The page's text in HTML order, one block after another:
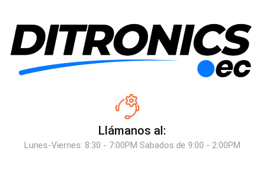
Llámanos al:
Lunes-Viernes: 8:30 - 7:00PM Sabados de 9:00 - 2:00PM